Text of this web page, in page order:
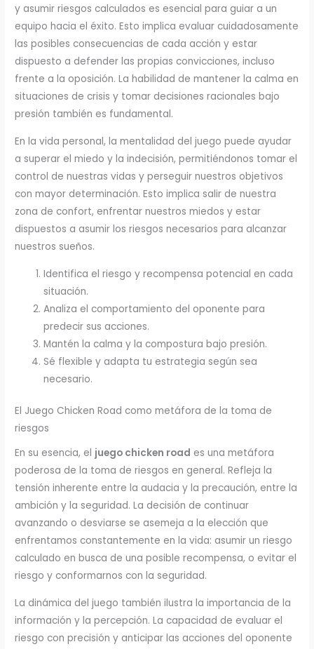
y asumir riesgos calculados es esencial para guiar a un
equipo hacia el éxito. Esto implica evaluar cuidadosamente
las posibles consecuencias de cada acción y estar
dispuesto a defender las propias convicciones, incluso
frente a la oposición. La habilidad de mantener la calma en
situaciones de crisis y tomar decisiones racionales bajo
presión también es fundamental.
En la vida personal, la mentalidad del juego puede ayudar
a superar el miedo y la indecisión, permitiéndonos tomar el
control de nuestras vidas y perseguir nuestros objetivos
con mayor determinación. Esto implica salir de nuestra
zona de confort, enfrentar nuestros miedos y estar
dispuestos a asumir los riesgos necesarios para alcanzar
nuestros sueños.
Identifica el riesgo y recompensa potencial en cada
situación.
Analiza el comportamiento del oponente para
predecir sus acciones.
Mantén la calma y la compostura bajo presión.
Sé flexible y adapta tu estrategia según sea
necesario.
El Juego Chicken Road como metáfora de la toma de
riesgos
En su esencia, el juego chicken road es una metáfora
poderosa de la toma de riesgos en general. Refleja la
tensión inherente entre la audacia y la precaución, entre la
ambición y la seguridad. La decisión de continuar
avanzando o desviarse se asemeja a la elección que
enfrentamos constantemente en la vida: asumir un riesgo
calculado en busca de una posible recompensa, o evitar el
riesgo y conformarnos con la seguridad.
La dinámica del juego también ilustra la importancia de la
información y la percepción. La capacidad de evaluar el
riesgo con precisión y anticipar las acciones del oponente